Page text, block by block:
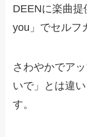
DEENに楽曲
you」でセルフ
さわやかでア
いで」とは違
す。